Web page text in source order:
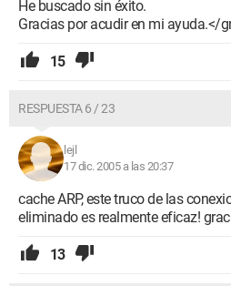
He buscado sin éxito.
Gracias por acudir en mi ayuda.</
15
RESPUESTA 6 / 23
lejl
17 dic. 2005 a las 20:37
cache ARP, este truco de las
eliminado es realmente eficaz!
13